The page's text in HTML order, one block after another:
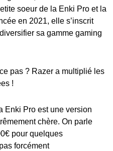
soeur de la Enki Pro et la
en 2021, elle s’inscrit
sa gamme gaming
pas ? Razer a multiplié les
!
Enki Pro est une version
chère. On parle
pour quelques
forcément